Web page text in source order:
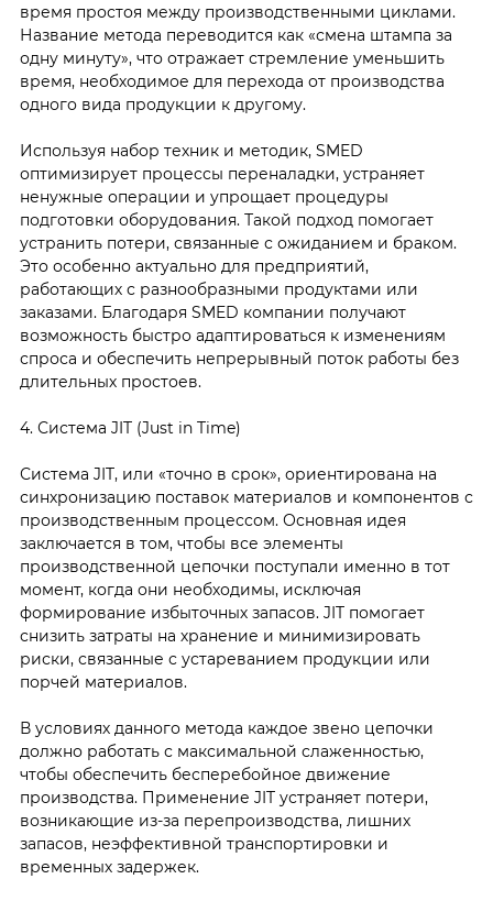
время простоя между производственными циклами.
Название метода переводится как «смена штампа за
одну минуту», что отражает стремление уменьшить
время, необходимое для перехода от производства
одного вида продукции к другому.
Используя набор техник и методик, SMED
оптимизирует процессы переналадки, устраняет
ненужные операции и упрощает процедуры
подготовки оборудования. Такой подход помогает
устранить потери, связанные с ожиданием и браком.
Это особенно актуально для предприятий,
работающих с разнообразными продуктами или
заказами. Благодаря SMED компании получают
возможность быстро адаптироваться к изменениям
спроса и обеспечить непрерывный поток работы без
длительных простоев.
4. Система JIT (Just in Time)
Система JIT, или «точно в срок», ориентирована на
синхронизацию поставок материалов и компонентов с
производственным процессом. Основная идея
заключается в том, чтобы все элементы
производственной цепочки поступали именно в тот
момент, когда они необходимы, исключая
формирование избыточных запасов. JIT помогает
снизить затраты на хранение и минимизировать
риски, связанные с устареванием продукции или
порчей материалов.
В условиях данного метода каждое звено цепочки
должно работать с максимальной слаженностью,
чтобы обеспечить бесперебойное движение
производства. Применение JIT устраняет потери,
возникающие из-за перепроизводства, лишних
запасов, неэффективной транспортировки и
временных задержек.